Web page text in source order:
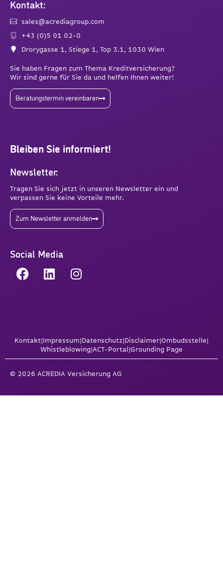
Kontakt:
sales@acrediagroup.com
+43 (0)5 01 02-0
Drorygasse 1, Stiege 1, Top 3.1, 1030 Wien
Sie haben Fragen zum Thema Kreditversicherung?
Wir sind gerne für Sie da und helfen Ihnen weiter!
Beratungstermin vereinbaren
Bleiben Sie informiert!
Newsletter:
Tragen Sie sich jetzt in unseren Newsletter ein und
verpassen Sie keine Vorteile mehr.
Zum Newsletter anmelden
Social Media
Kontakt|Impressum|Datenschutz|Disclaimer|Ombudsstelle|
Whistleblowing|ACT-Portal|Grounding Page
© 2026 ACREDIA Versicherung AG